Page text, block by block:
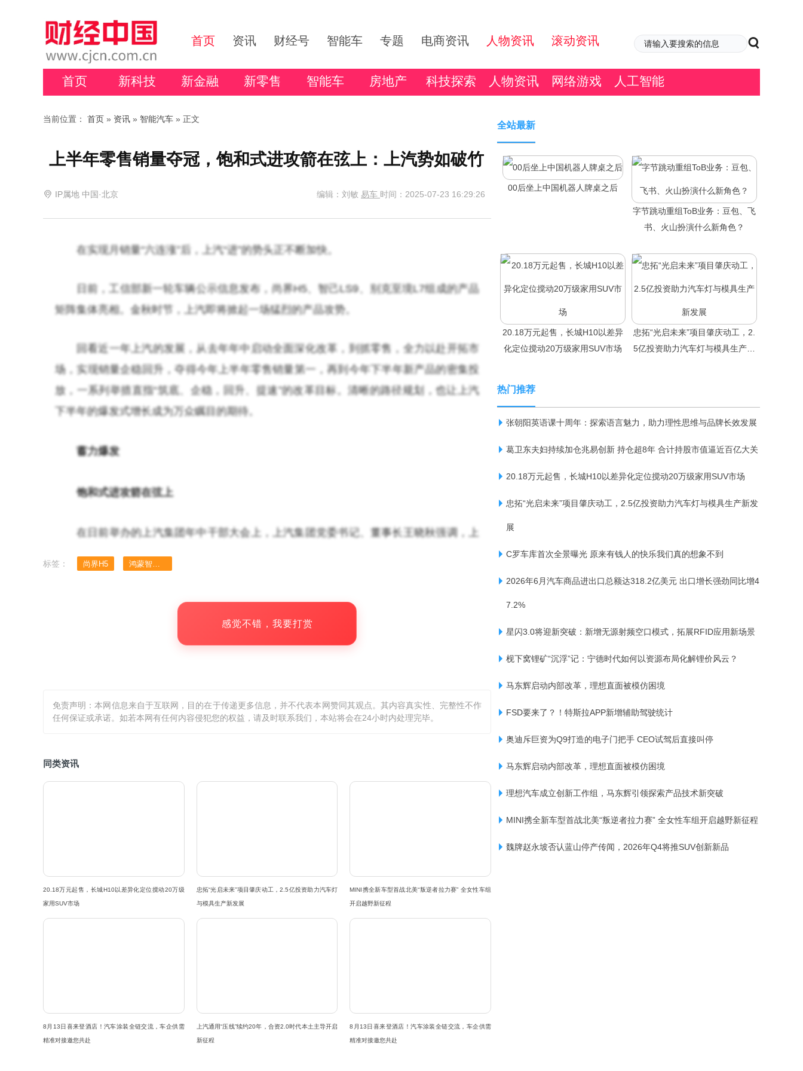
首页 资讯 财经号 智能车 专题 电商资讯 人物资讯 滚动资讯
首页 新科技 新金融 新零售 智能车 房地产 科技探索 人物资讯 网络游戏 人工智能
当前位置： 首页 » 资讯 » 智能汽车 » 正文
上半年零售销量夺冠，饱和式进攻箭在弦上：上汽势如破竹
IP属地 中国·北京 编辑：刘敏 易车 时间：2025-07-23 16:29:26
在实现月销量“六连涨”后，上汽“进”的势头正不断加快。
日前，工信部新一轮车辆公示信息发布，尚界H5、智己LS9、别克至境L7组成的产品
矩阵集体亮相。金秋时节，上汽即将掀起一场猛烈的产品攻势。
回看近一年上汽的发展，从去年年中启动全面深化改革，到抓零售，全力以赴开拓市
场，实现销量企稳回升，夺得今年上半年零售销量第一，再到今年下半年新产品的密集投
放，一系列举措直指“筑底、企稳，回升、提速”的改革目标。清晰的路径规划，也让上汽
下半年的爆发式增长成为万众瞩目的期待。
蓄力爆发
饱和式进攻箭在弦上
在日前举办的上汽集团年中干部大会上，上汽集团党委书记、董事长王晓秋强调，上
汽全面深化改革工作尽管初见成效，但进的势头还要加快。既要正视困难挑战，更要坚定
发展信心，以“主动担当、勇于突破、干字当头、奋力一跳”的工作作风，朝着加快把上汽
这种“奋力一跳”的进取姿态，正转化为下半年产品矩阵的强势出击。
不仅是一款车的上市，更是技术普惠的价值重构。对于尚界H5的市场策略，上汽集团总裁
自主品牌方面，智己LS9不仅是智己品牌推出的首款增程车型，更被定位为旗舰之
作。5279mm超长车身+四轮转向，160kW和230kW双电机+首发宁德时代钠锂混动电池，
标签： 尚界H5
感觉不错，我要打赏
免责声明：本网信息来自于互联网，目的在于传递更多信息，并不代表本网赞同其观点。其内容真实性、完整性不作
任何保证或承诺。如若本网有任何内容侵犯您的权益，请及时联系我们，本站将会在24小时内处理完毕。
同类资讯
20.18万元起售，长城H10以差异化定位搅动20万级
家用SUV市场
忠拓“光启未来”项目肇庆动工，2.5亿投资助力汽车灯
与模具生产新发展
MINI携全新车型首战北美“叛逆者拉力赛” 全女性车组
开启越野新征程
8月13日喜来登酒店！汽车涂装全链交流，车企供需
精准对接邀您共赴
上汽通用“压线”续约20年，合资2.0时代本土主导开启
新征程
8月13日喜来登酒店！汽车涂装全链交流，车企供需
精准对接邀您共赴
全站最新
00后坐上中国机器人牌桌之后
字节跳动重组ToB业务：豆包、飞
书、火山扮演什么新角色？
20.18万元起售，长城H10以差异
化定位搅动20万级家用SUV市场
忠拓“光启未来”项目肇庆动工，2.
5亿投资助力汽车灯与模具生产新
热门推荐
张朝阳英语课十周年：探索语言魅力，助力理性思维与品牌长效发展
葛卫东夫妇持续加仓兆易创新 持仓超8年 合计持股市值逼近百亿大关
20.18万元起售，长城H10以差异化定位搅动20万级家用SUV市场
忠拓“光启未来”项目肇庆动工，2.5亿投资助力汽车灯与模具生产新发
展
C罗车库首次全景曝光 原来有钱人的快乐我们真的想象不到
2026年6月汽车商品进出口总额达318.2亿美元 出口增长强劲同比增4
7.2%
星闪3.0将迎新突破：新增无源射频空口模式，拓展RFID应用新场景
枧下窝锂矿“沉浮”记：宁德时代如何以资源布局化解锂价风云？
马东辉启动内部改革，理想直面被模仿困境
FSD要来了？！特斯拉APP新增辅助驾驶统计
奥迪斥巨资为Q9打造的电子门把手 CEO试驾后直接叫停
马东辉启动内部改革，理想直面被模仿困境
理想汽车成立创新工作组，马东辉引领探索产品技术新突破
MINI携全新车型首战北美“叛逆者拉力赛” 全女性车组开启越野新征程
魏牌赵永坡否认蓝山停产传闻，2026年Q4将推SUV创新新品